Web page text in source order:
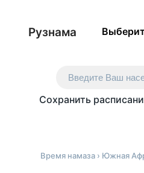
Рузнама
Введите Ваш
Сохранить
Время намаза › Южная